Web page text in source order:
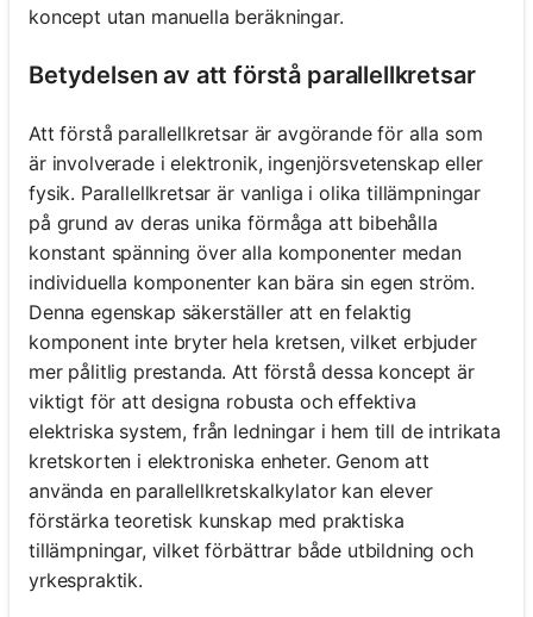
koncept utan manuella beräkningar.
Betydelsen av att förstå parallellkretsar
Att förstå parallellkretsar är avgörande för alla som
är involverade i elektronik, ingenjörsvetenskap eller
fysik. Parallellkretsar är vanliga i olika tillämpningar
på grund av deras unika förmåga att bibehålla
konstant spänning över alla komponenter medan
individuella komponenter kan bära sin egen ström.
Denna egenskap säkerställer att en felaktig
komponent inte bryter hela kretsen, vilket erbjuder
mer pålitlig prestanda. Att förstå dessa koncept är
viktigt för att designa robusta och effektiva
elektriska system, från ledningar i hem till de intrikata
kretskorten i elektroniska enheter. Genom att
använda en parallellkretskalkylator kan elever
förstärka teoretisk kunskap med praktiska
tillämpningar, vilket förbättrar både utbildning och
yrkespraktik.